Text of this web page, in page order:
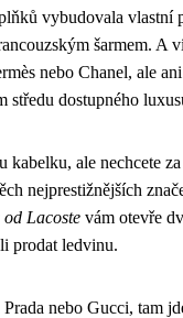
vybudovala vlastní
šarmem. A
nebo Chanel, ale
středu dostupného
kabelku, ale nechcete
nejprestižnějších
od Lacoste vám otevře
prodat ledvinu.
nebo Gucci, tam